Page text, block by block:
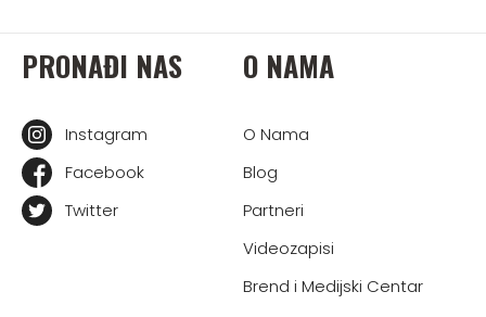
PRONAĐI NAS
Instagram
Facebook
Twitter
O NAMA
O Nama
Blog
Partneri
Videozapisi
Brend i Medijski Centar